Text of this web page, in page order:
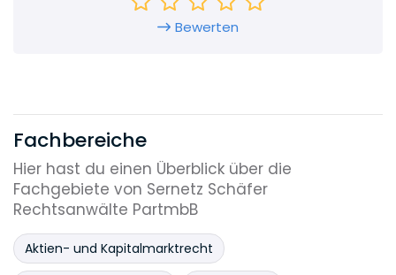
Bewerten
Fachbereiche
Hier hast du einen Überblick über die
Fachgebiete von Sernetz Schäfer
Rechtsanwälte PartmbB
Aktien- und Kapitalmarktrecht